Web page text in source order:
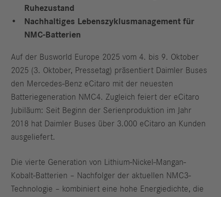
Ruhezustand
Nachhaltiges Lebenszyklusmanagement für
NMC-Batterien
Auf der Busworld Europe 2025 vom 4. bis 9. Oktober
2025 (3. Oktober, Pressetag) präsentiert Daimler Buses
den Mercedes‑Benz eCitaro mit der neuesten
Batteriegeneration NMC4. Zugleich feiert der eCitaro
Jubiläum: Seit Beginn der Serienproduktion im Jahr
2018 hat Daimler Buses über 3.000 eCitaro an Kunden
ausgeliefert.
Die vierte Generation von Lithium-Nickel-Mangan-
Kobalt-Batterien – Nachfolger der aktuellen NMC3-
Technologie – kombiniert eine hohe Energiedichte, die